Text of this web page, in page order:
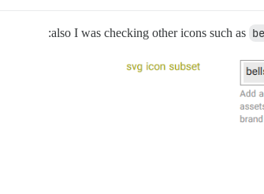
also I was checking other icons such as